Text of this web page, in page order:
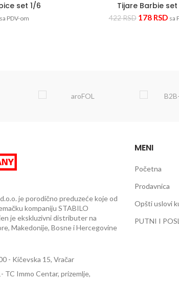
set 1/6
sa PDV-om
Tijare Barbie set
422RSD 178 RSD sa
je porodično preduzeće koje od
kompaniju STABILO
je ekskluzivni distributer na
Makedonije, Bosne i Hercegovine
- Kičevska 15, Vračar
TC Immo Centar, prizemlje,
MENI
Početna
Prodavnica
Opšti uslovi
PUTNI I